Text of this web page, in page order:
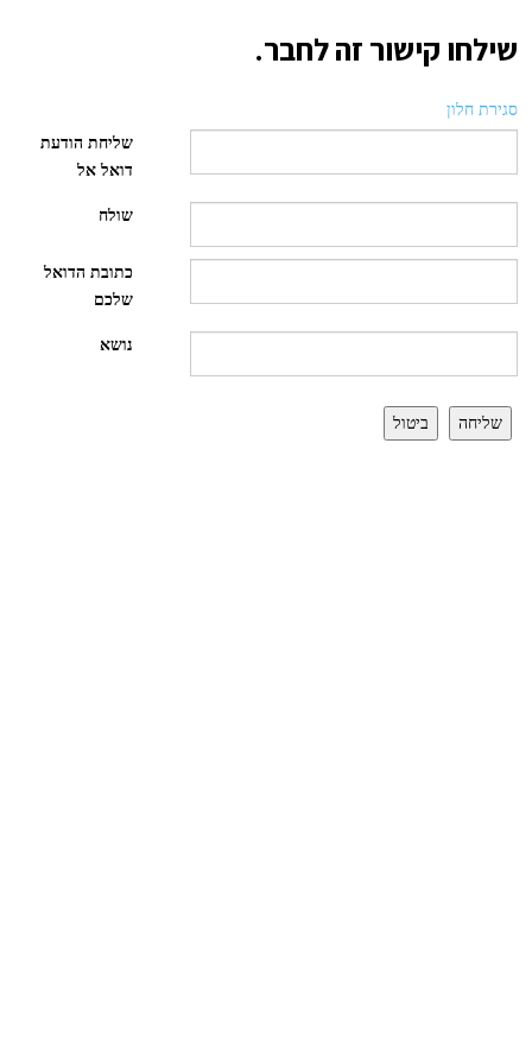
שילחו קישור זה לחבר.
סגירת חלון
שליחת הודעת
דואל אל
שולח
כתובת הדואל
שלכם
נושא
שליחה ביטול